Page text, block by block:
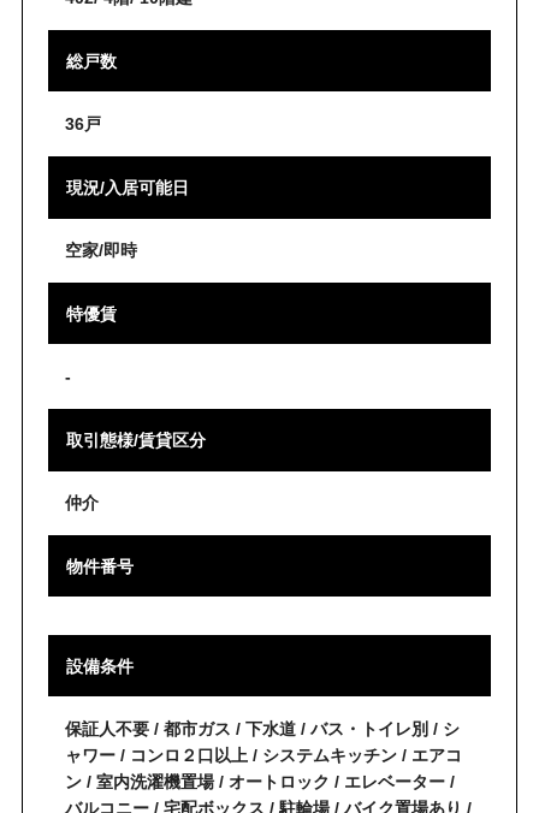
総戸数
36戸
現況/入居可能日
空家/即時
特優賃
-
取引態様/賃貸区分
仲介
物件番号
設備条件
保証人不要 / 都市ガス / 下水道 / バス・トイレ別 / シ
ャワー / コンロ２口以上 / システムキッチン / エアコ
ン / 室内洗濯機置場 / オートロック / エレベーター /
バルコニー / 宅配ボックス / 駐輪場 / バイク置場あり /